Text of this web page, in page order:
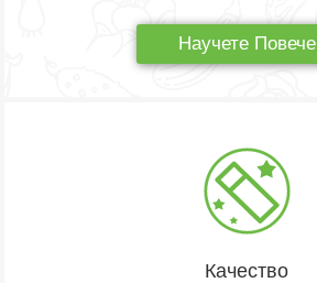
Научете Повече
Качество